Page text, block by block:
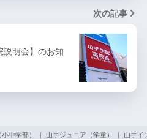
次の記事
説明会】のお知
中学部） ｜ 山手ジュニア（学童） ｜ 山手イ